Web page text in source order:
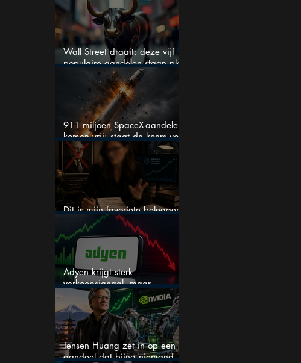
werkelijk
Wall Street draait: deze vijf
populaire aandelen staan plots
onder spanning
911 miljoen SpaceX-aandelen
komen vrij: staat de koers voor
een nieuwe crash?
Dit is mijn favoriete belegger…
en het is niet Warren Buffett
Adyen krijgt sterk
verkoopsignaal, maar
analisten zien juist een
koopkans
Jensen Huang zet in op een
aandeel dat bijna niemand